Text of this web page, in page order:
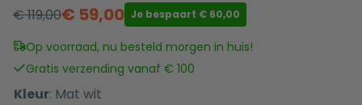
€119,00
Oorspronkelijke
prijs
was:
€ 119,00.
€ 59,00
Huidige
prijs
is:
€ 59,00.
Je bespaart € 60,00
Op voorraad, nu besteld morgen in huis!
Gratis verzending vanaf € 100
Kleur: Mat wit